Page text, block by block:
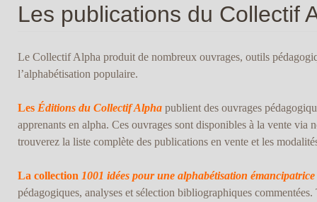
Les publications du Collectif
Le Collectif Alpha produit de nombreux ouvrages, outils
l’alphabétisation populaire.
Les Éditions du Collectif Alphapublient des ouvrages
apprenants en alpha. Ces ouvrages sont disponibles à la vente via
trouverez la liste complète des publications en vente et les
La collection 1001 idées pour une alphabétisation émancipatrice
pédagogiques, analyses et sélection bibliographiques